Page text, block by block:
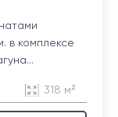
в комплексе
318 м²